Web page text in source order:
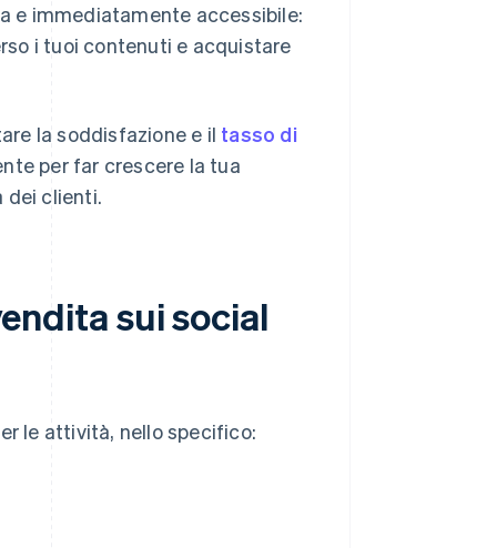
e immediatamente accessibile:
i tuoi contenuti e acquistare
la soddisfazione e il tasso di
per far crescere la tua
dei clienti.
sui social
le attività, nello specifico: